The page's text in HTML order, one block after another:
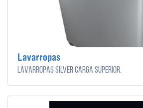
Lavarropas
Lavarropas Silver carga superior.